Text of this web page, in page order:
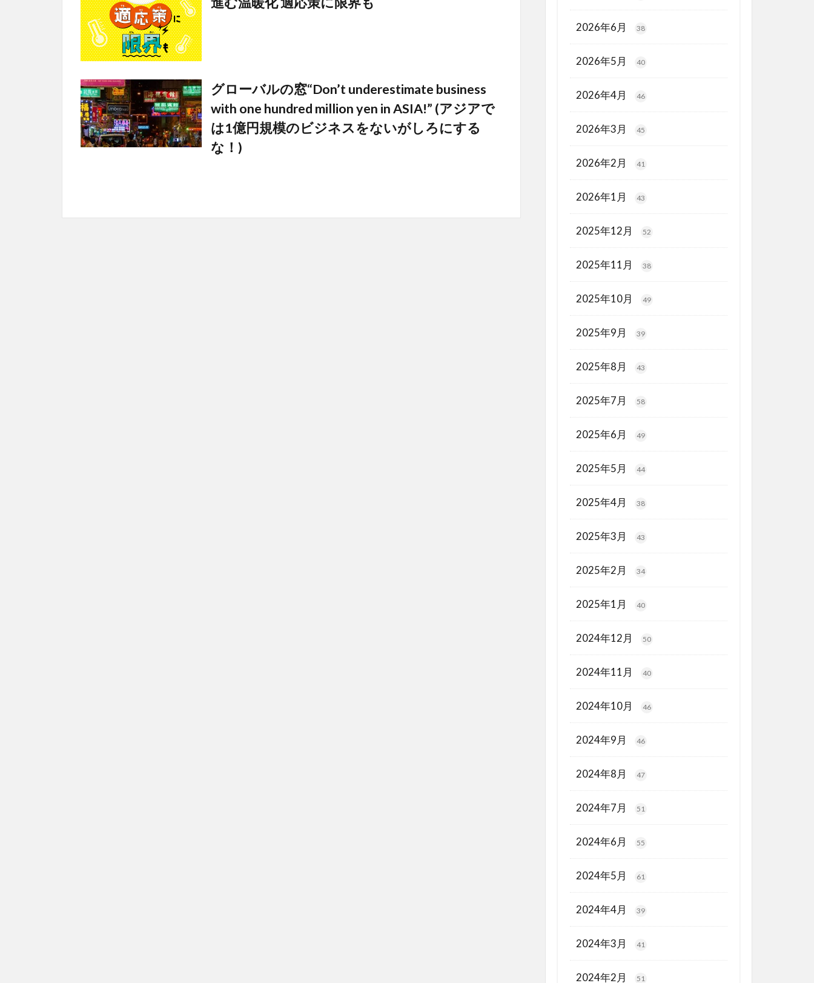
グローバルの窓“Don’t underestimate business
with one hundred million yen in ASIA!” (アジアで
は1億円規模のビジネスをないがしろにする
な！)
2026年6月 38
2026年5月 40
2026年4月 46
2026年3月 45
2026年2月 41
2026年1月 43
2025年12月 52
2025年11月 38
2025年10月 49
2025年9月 39
2025年8月 43
2025年7月 58
2025年6月 49
2025年5月 44
2025年4月 38
2025年3月 43
2025年2月 34
2025年1月 40
2024年12月 50
2024年11月 40
2024年10月 46
2024年9月 46
2024年8月 47
2024年7月 51
2024年6月 55
2024年5月 61
2024年4月 39
2024年3月 41
2024年2月 51